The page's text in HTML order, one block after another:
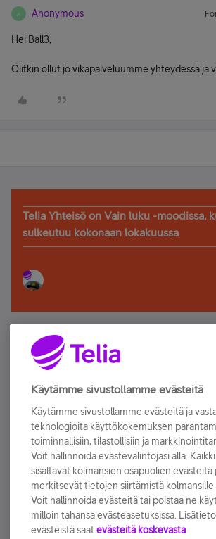
A Anonymous
Hei Ball3,
Olitkin ollut jo vikapalveluumme yhteydessä ja
Telia Yhteisö on Vain luku -moodissa,
sulkeutuu kokonaan lokakuussa
Älä jää paitsi – osallistu ja
Tilaa Telian uutiskirje ja olet mukana
sähköpostiisi.
Tilaa nyt
Käytämme sivustollamme evästeitä
Käytämme sivustollamme evästeitä ja
teknologioita käyttökokemuksen
toiminnallisiin, tilastollisiin ja
Voit hallinnoida evästevalintojasi alla.
sisältävät kolmansien osapuolien evästeitä
merkitsevät tietojen siirtämistä kolmansille
Voit hallinnoida evästeitä tai poistaa ne
milloin tahansa evästeasetuksissa.
evästeistä saat evästeitä koskevasta